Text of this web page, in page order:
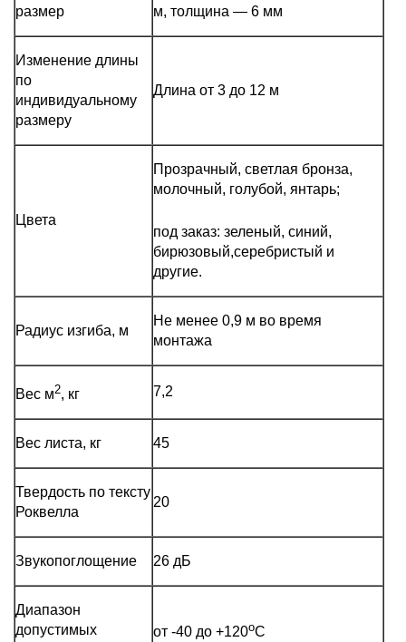
размер
м, толщина — 6 мм
Изменение длины
по
индивидуальному
размеру
Длина от 3 до 12 м
Цвета
Прозрачный, светлая бронза,
молочный, голубой, янтарь;
под заказ: зеленый, синий,
бирюзовый,серебристый и
другие.
Радиус изгиба, м
Не менее 0,9 м во время
монтажа
Вес м2, кг 7,2
Вес листа, кг 45
Твердость по тексту
Роквелла
20
Звукопоглощение 26 дБ
Диапазон
допустимых
от -40 до +120оС